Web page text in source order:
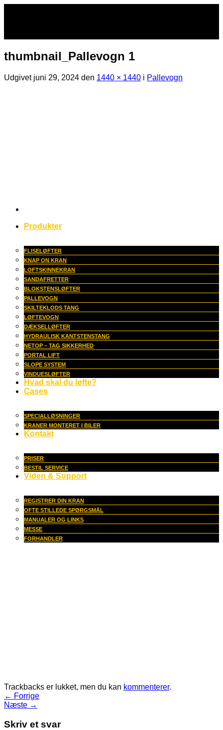
Produkter
FLISELØFTER
KNAP ON KRAN
LOFTSKINNEKRAN
SANDAFRETTER
BLOKSTENSLØFTER
PALLEVOGN
SKILTEKLODS TANG
LØFTEVOGN
DÆKSELLØFTER
HYDRAULISK KANTSTENSTANG
NETOP – TAG SIKKERHED
PORTAL LIFT
SLOPE SYSTEM
VINDUESLØFTER
Hvad skal du løfte?
Cases
SPECIALLØSNINGER
KRANER MONTERET I BILER
Kontakt
PRISER
BESTIL SERVICE
Viden & Support
REGISTRER DIN KRAN
OFTE STILLEDE SPØRGSMÅL
MANUALER OG LINKS
MESSE
FORHANDLER
thumbnail_Pallevogn 1
Udgivet juni 29, 2024 den 1440 × 1440 i Pallevogn
Trackbacks er lukket, men du kan kommenterer.
← Forrige
Næste →
Skriv et svar